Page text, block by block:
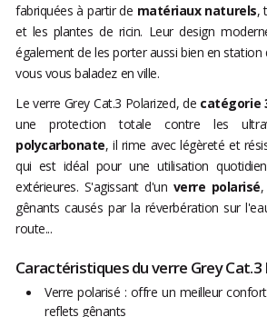
fabriquées à partir de matériaux naturels,
et les plantes de ricin. Leur design
également de les porter aussi bien en station
vous vous baladez en ville.
Le verre Grey Cat.3 Polarized, de catégorie
une protection totale contre les
polycarbonate, il rime avec légèreté et
qui est idéal pour une utilisation
extérieures. S'agissant d'un verre polarisé
gênants causés par la réverbération sur
route...
Caractéristiques du verre Grey Cat.3
Verre polarisé : offre un meilleur
reflets gênants